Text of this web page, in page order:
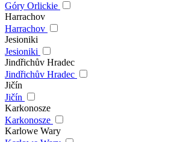
Góry Orlickie
Harrachov
Harrachov
Jesioniki
Jesioniki
Jindřichův Hradec
Jindřichův Hradec
Jičín
Jičín
Karkonosze
Karkonosze
Karlowe Wary